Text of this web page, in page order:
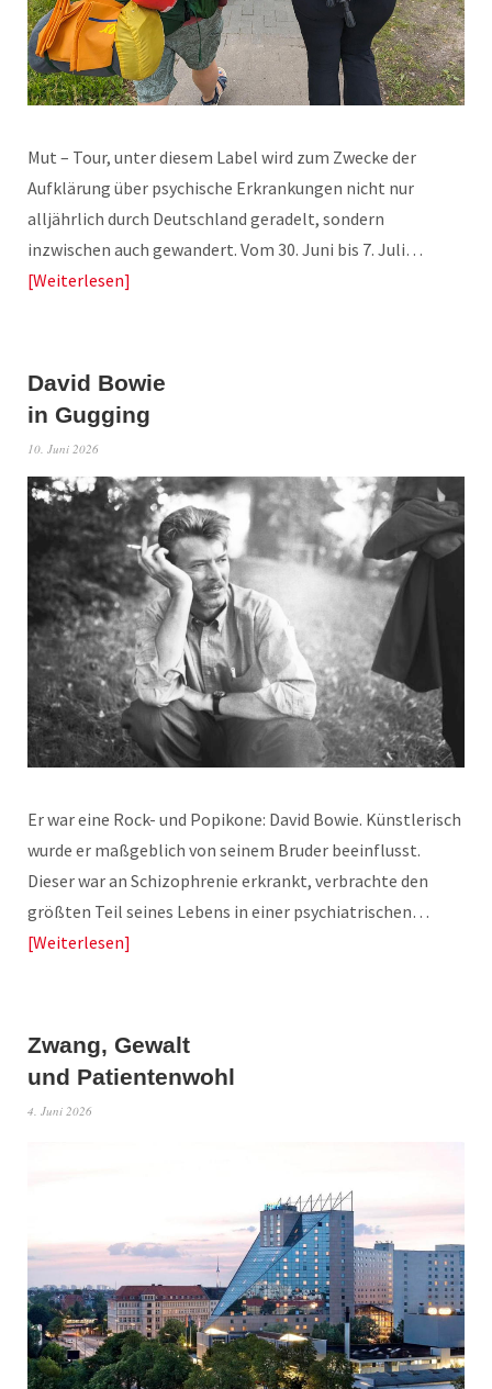
Mut – Tour, unter diesem Label wird zum Zwecke der
Aufklärung über psychische Erkrankungen nicht nur
alljährlich durch Deutschland geradelt, sondern
inzwischen auch gewandert. Vom 30. Juni bis 7. Juli…
Weiterlesen
David Bowie
in Gugging
10. Juni 2026
Er war eine Rock- und Popikone: David Bowie. Künstlerisch
wurde er maßgeblich von seinem Bruder beeinflusst.
Dieser war an Schizophrenie erkrankt, verbrachte den
größten Teil seines Lebens in einer psychiatrischen…
Weiterlesen
Zwang, Gewalt
und Patientenwohl
4. Juni 2026